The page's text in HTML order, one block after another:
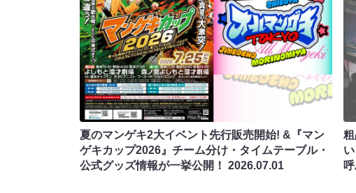
夏のマンゲキ2大イベント先行販売開始! &『マン
ゲキカップ2026』チーム分け・タイムテーブル・
公式グッズ情報が一挙公開！ 2026.07.01